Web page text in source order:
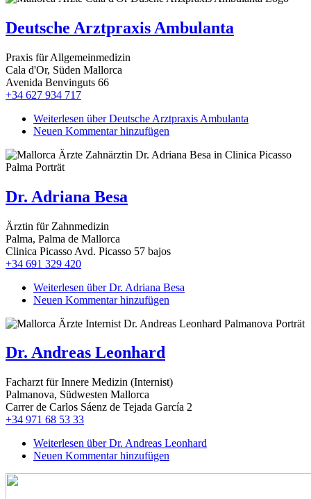
Deutsche Arztpraxis Ambulanta
Praxis für Allgemeinmedizin
Cala d'Or, Süden Mallorca
Avenida Benvinguts 66
+34 627 934 717
Weiterlesen über Deutsche Arztpraxis Ambulanta
Neuen Kommentar hinzufügen
Dr. Adriana Besa
Ärztin für Zahnmedizin
Palma, Palma de Mallorca
Clinica Picasso Avd. Picasso 57 bajos
+34 691 329 420
Weiterlesen über Dr. Adriana Besa
Neuen Kommentar hinzufügen
Dr. Andreas Leonhard
Facharzt für Innere Medizin (Internist)
Palmanova, Südwesten Mallorca
Carrer de Carlos Sáenz de Tejada García 2
+34 971 68 53 33
Weiterlesen über Dr. Andreas Leonhard
Neuen Kommentar hinzufügen